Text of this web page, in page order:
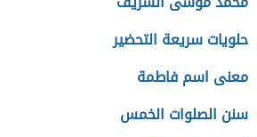
حلويات سريعة التحضير
معنى اسم فاطمة
سنن الصلوات الخمس